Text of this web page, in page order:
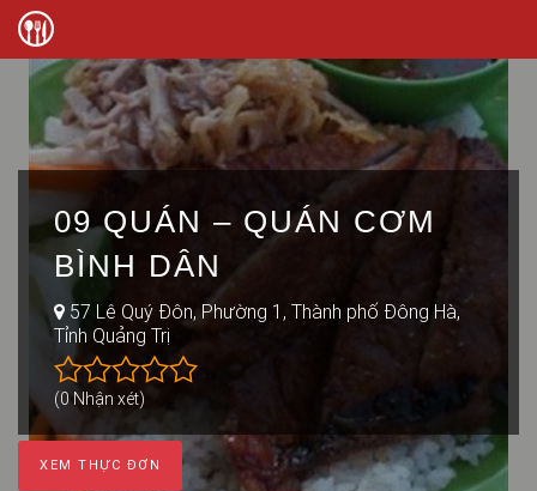
09 QUÁN – QUÁN CƠM
BÌNH DÂN
57 Lê Quý Đôn, Phường 1, Thành phố Đông Hà,
Tỉnh Quảng Trị
(0 Nhận xét)
XEM THỰC ĐƠN